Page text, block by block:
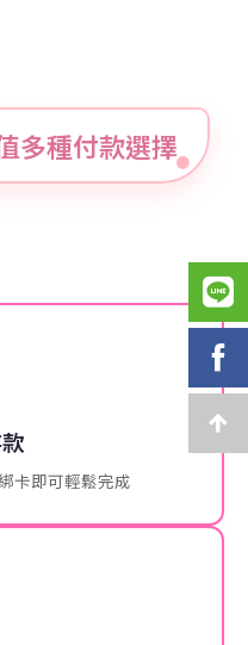
多種付款選擇
卡即可輕鬆完成